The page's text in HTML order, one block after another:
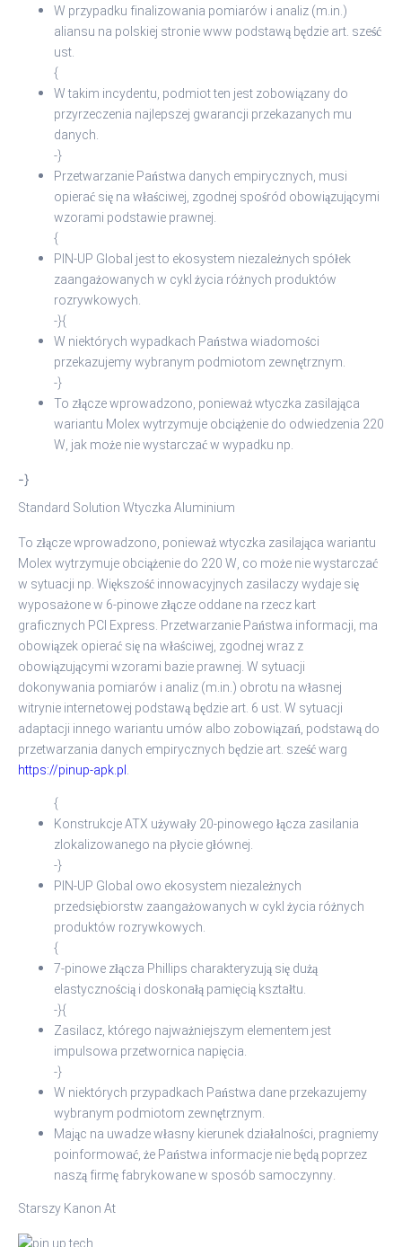
W przypadku finalizowania pomiarów i analiz (m.in.)
aliansu na polskiej stronie www podstawą będzie art. sześć
ust.
{
W takim incydentu, podmiot ten jest zobowiązany do
przyrzeczenia najlepszej gwarancji przekazanych mu
danych.
-}
Przetwarzanie Państwa danych empirycznych, musi
opierać się na właściwej, zgodnej spośród obowiązującymi
wzorami podstawie prawnej.
{
PIN-UP Global jest to ekosystem niezależnych spółek
zaangażowanych w cykl życia różnych produktów
rozrywkowych.
-}{
W niektórych wypadkach Państwa wiadomości
przekazujemy wybranym podmiotom zewnętrznym.
-}
To złącze wprowadzono, ponieważ wtyczka zasilająca
wariantu Molex wytrzymuje obciążenie do odwiedzenia 220
W, jak może nie wystarczać w wypadku np.
-}
Standard Solution Wtyczka Aluminium
To złącze wprowadzono, ponieważ wtyczka zasilająca wariantu
Molex wytrzymuje obciążenie do 220 W, co może nie wystarczać
w sytuacji np. Większość innowacyjnych zasilaczy wydaje się
wyposażone w 6-pinowe złącze oddane na rzecz kart
graficznych PCI Express. Przetwarzanie Państwa informacji, ma
obowiązek opierać się na właściwej, zgodnej wraz z
obowiązującymi wzorami bazie prawnej. W sytuacji
dokonywania pomiarów i analiz (m.in.) obrotu na własnej
witrynie internetowej podstawą będzie art. 6 ust. W sytuacji
adaptacji innego wariantu umów albo zobowiązań, podstawą do
przetwarzania danych empirycznych będzie art. sześć warg
https://pinup-apk.pl.
{
Konstrukcje ATX używały 20-pinowego łącza zasilania
zlokalizowanego na płycie głównej.
-}
PIN-UP Global owo ekosystem niezależnych
przedsiębiorstw zaangażowanych w cykl życia różnych
produktów rozrywkowych.
{
7-pinowe złącza Phillips charakteryzują się dużą
elastycznością i doskonałą pamięcią kształtu.
-}{
Zasilacz, którego najważniejszym elementem jest
impulsowa przetwornica napięcia.
-}
W niektórych przypadkach Państwa dane przekazujemy
wybranym podmiotom zewnętrznym.
Mając na uwadze własny kierunek działalności, pragniemy
poinformować, że Państwa informacje nie będą poprzez
naszą firmę fabrykowane w sposób samoczynny.
Starszy Kanon At